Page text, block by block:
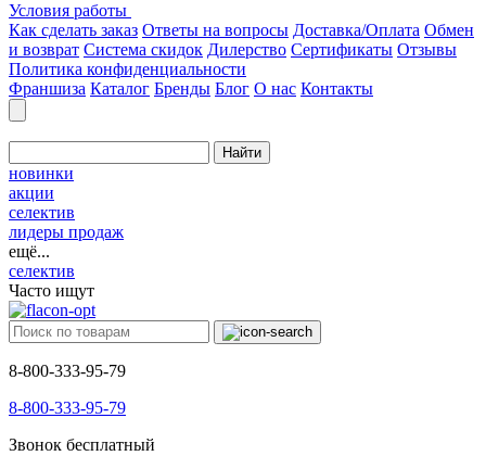
Условия работы
Как сделать заказ Ответы на вопросы Доставка/Оплата Обмен
и возврат Система скидок Дилерство Сертификаты Отзывы
Политика конфиденциальности
Франшиза Каталог Бренды Блог О нас Контакты
Найти
новинки
акции
селектив
лидеры продаж
ещё...
селектив
Часто ищут
8-800-333-95-79
8-800-333-95-79
Звонок бесплатный